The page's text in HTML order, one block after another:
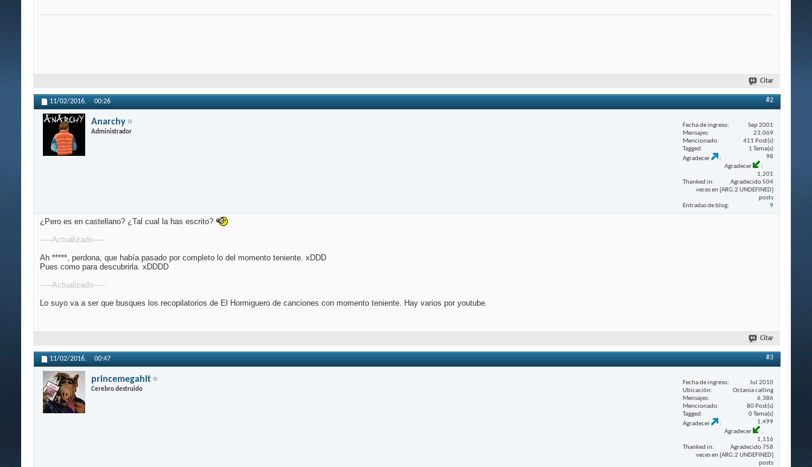
Citar
11/02/2016, 00:26 #2
Anarchy
Administrador
Fecha de ingreso
Sep 2001
Mensajes
23,069
Mencionado
411 Post(s)
Tagged
1 Tema(s)
Agradecer
98
Agradecer
1,201
Thanked in
Agradecido 504
veces en [ARG:2 UNDEFINED]
posts
Entradas de blog
9
¿Pero es en castellano? ¿Tal cual la has escrito?
-----Actualizado-----
Ah *****, perdona, que había pasado por completo lo del momento teniente. xDDD
Pues como para descubrirla. xDDDD
-----Actualizado-----
Lo suyo va a ser que busques los recopilatorios de El Hormiguero de canciones con momento teniente. Hay varios por youtube.
Citar
11/02/2016, 00:47 #3
princemegahit
Cerebro destruido
Fecha de ingreso
Jul 2010
Ubicación
Octania calling
Mensajes
6,386
Mencionado
80 Post(s)
Tagged
0 Tema(s)
Agradecer
1,499
Agradecer
1,116
Thanked in
Agradecido 758
veces en [ARG:2 UNDEFINED]
posts